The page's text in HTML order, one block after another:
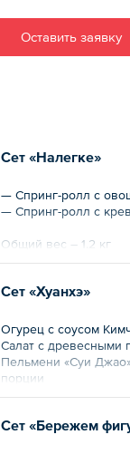
Оставить заявку
Сет «Налегке»
— Спринг-ролл с
— Спринг-ролл с
Общий вес – 1.2 кг
Сет «Хуанхэ»
Огурец с соусом
Салат с древесными
Пельмени «Суи
порции
Пельмени «Суи
Сет «Бережем